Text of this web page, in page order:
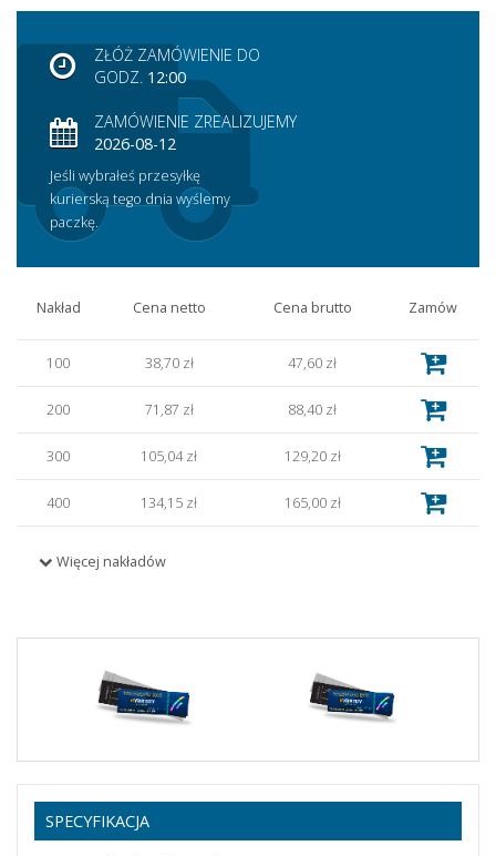
ZŁÓŻ ZAMÓWIENIE DO
GODZ. 12:00
ZAMÓWIENIE ZREALIZUJEMY
2026-08-12
Jeśli wybrałeś przesyłkę
kurierską tego dnia wyślemy
paczkę.
Nakład Cena netto Cena brutto Zamów
100 38,70 zł 47,60 zł
200 71,87 zł 88,40 zł
300 105,04 zł 129,20 zł
400 134,15 zł 165,00 zł
700 236,10 zł 290,40 zł
252,03 zł 310,00 zł
1500 473,82 zł 582,80 zł
2000 508,13 zł
Więcej nakładów
SPECYFIKACJA